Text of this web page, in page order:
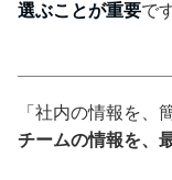
選ぶことが重要で
「社内の情報を、
チームの情報を、